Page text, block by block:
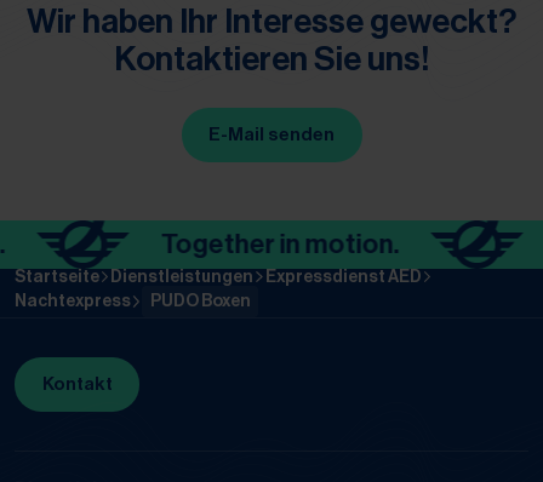
Wir haben Ihr Interesse geweckt?
Kontaktieren Sie uns!
E-Mail senden
Together in motion.
Startseite Dienstleistungen
Expressdienst AED
Nachtexpress
PUDO Boxen
Kontakt